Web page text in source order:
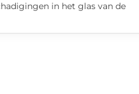
in het glas van de